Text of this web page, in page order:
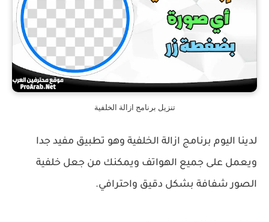
تنزيل برنامج ازالة الخلفية
لدينا اليوم برنامج ازالة الخلفية وهو تطبيق مفيد جدا
ويعمل على جميع الهواتف ويمكنك من جعل خلفية
الصور شفافة بشكل دقيق واحترافي.